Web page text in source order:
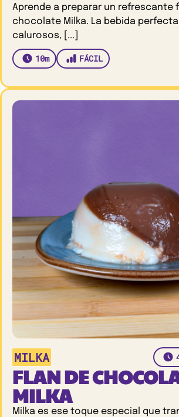
Aprende a preparar un refrescante
chocolate Milka. La bebida
calurosos, [...]
10m FÁCIL
MILKA
FLAN DE
MILKA
Milka es ese toque especial que